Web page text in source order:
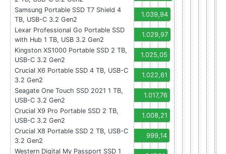
Samsung Portable SSD T7 Shield 4
TB, USB-C 3.2 Gen2
1.039,94
Lexar Professional Go Portable SSD
with Hub 1 TB, USB 3.2 Gen2
1.029,97
Kingston XS1000 Portable SSD 2 TB,
USB-C 3.2 Gen2
1.025,05
Crucial X6 Portable SSD 4 TB, USB-C
3.2 Gen2
1.022,61
Seagate One Touch SSD 2021 1 TB,
USB-C 3.2 Gen2
1.017,76
Crucial X9 Pro Portable SSD 2 TB,
USB-C 3.2 Gen2
1.008,21
Crucial X8 Portable SSD 2 TB, USB-C
3.2 Gen2
999,14
Western Digital My Passport SSD 1